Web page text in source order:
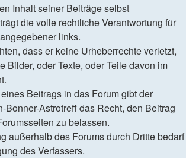
Inhalt seiner Beiträge selbst
die volle rechtliche Verantwortung für
links.
dass er keine Urheberrechte verletzt,
Bilder, oder Texte, oder Teile davon im
Beitrags in das Forum gibt der
Bonner-Astrotreff das Recht, den Beitrag
zu belassen.
außerhalb des Forums durch Dritte bedarf
des Verfassers.